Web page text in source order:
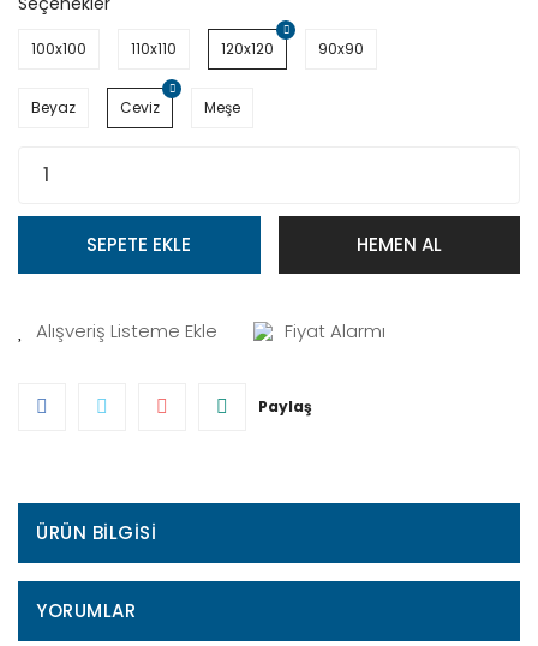
100x100 110x110 120x120 90x90
Beyaz Ceviz Meşe
SEPETE EKLE HEMEN AL
Fiyat Alarmı
Paylaş
ÜRÜN BILGISI
YORUMLAR